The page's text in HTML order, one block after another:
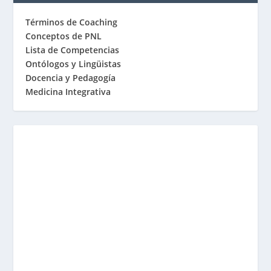
Términos de Coaching
Conceptos de PNL
Lista de Competencias
Ontólogos y Lingüistas
Docencia y Pedagogía
Medicina Integrativa